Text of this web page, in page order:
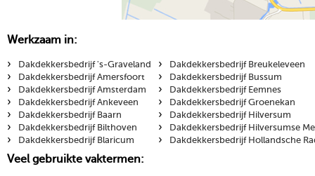
Werkzaam in:
›
Dakdekkersbedrijf 's-Graveland
› Dakdekkersbedrijf Amersfoort
› Dakdekkersbedrijf Amsterdam
› Dakdekkersbedrijf Ankeveen
› Dakdekkersbedrijf Baarn
› Dakdekkersbedrijf Bilthoven
› Dakdekkersbedrijf Blaricum
› Dakdekkersbedrijf Breukeleveen
› Dakdekkersbedrijf Bussum
› Dakdekkersbedrijf Eemnes
› Dakdekkersbedrijf Groenekan
› Dakdekkersbedrijf Hilversum
› Dakdekkersbedrijf Hilversumse
› Dakdekkersbedrijf Hollandsche
Veel gebruikte vaktermen: